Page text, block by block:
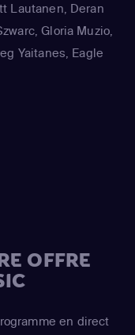
Lautanen, Deran
Gloria Muzio,
Yaitanes, Eagle
OFFRE
en direct